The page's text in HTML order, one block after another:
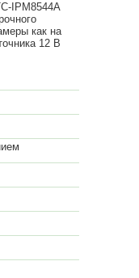
IPM8544A
как на
12 В